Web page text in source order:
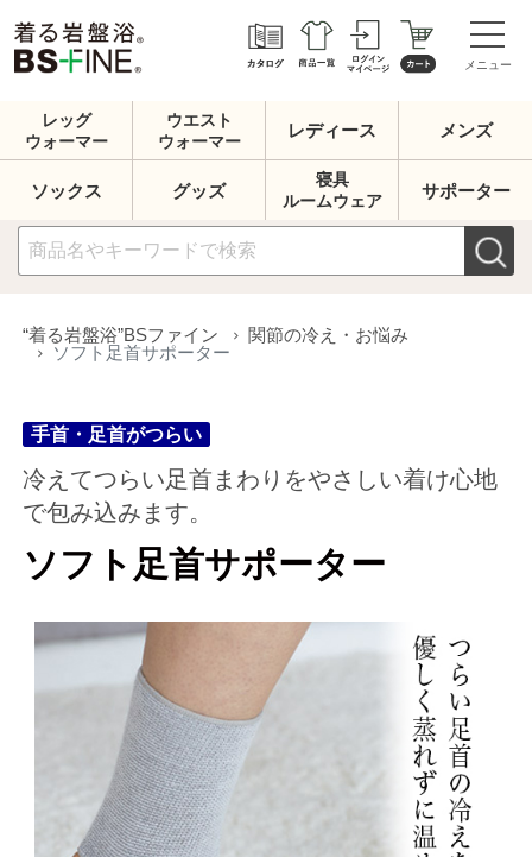
メニュー
レッグ
ウォーマー
ウエスト
ウォーマー
レディース メンズ
ソックス グッズ
寝具
ルームウェア
サポーター
“着る岩盤浴”BSファイン
関節の冷え・お悩み
ソフト足首サポーター
冷えてつらい足首まわりをやさしい着け心地
で包み込みます。
ソフト足首サポーター